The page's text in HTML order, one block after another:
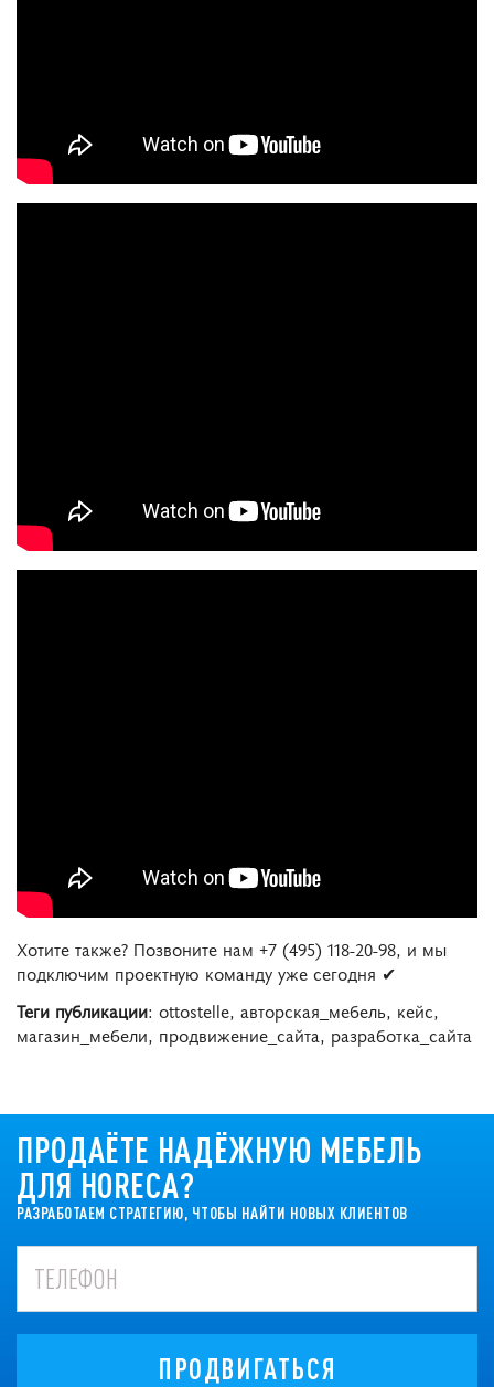
Хотите также? Позвоните нам +7 (495) 118-20-98, и мы
подключим проектную команду уже сегодня ✔
Теги публикации: ottostelle, авторская_мебель, кейс,
магазин_мебели, продвижение_сайта, разработка_сайта
ПРОДАЁТЕ НАДЁЖНУЮ МЕБЕЛЬ
ДЛЯ HORECA?
РАЗРАБОТАЕМ СТРАТЕГИЮ, ЧТОБЫ НАЙТИ НОВЫХ КЛИЕНТОВ
ПРОДВИГАТЬСЯ